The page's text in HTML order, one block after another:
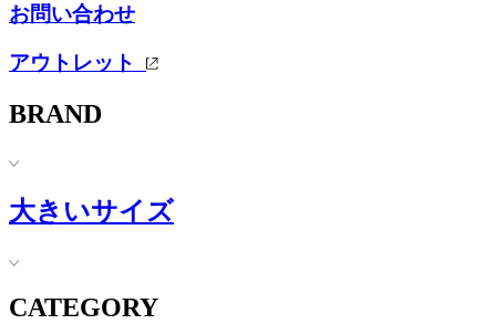
お問い合わせ
アウトレット
BRAND
大きいサイズ
CATEGORY